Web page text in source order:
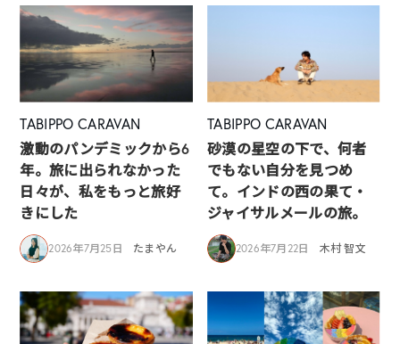
TABIPPO CARAVAN
激動のパンデミックから6
年。旅に出られなかった
日々が、私をもっと旅好
きにした
2026年7月25日 たまやん
TABIPPO CARAVAN
砂漠の星空の下で、何者
でもない自分を見つめ
て。インドの西の果て・
ジャイサルメールの旅。
2026年7月22日 木村 智文